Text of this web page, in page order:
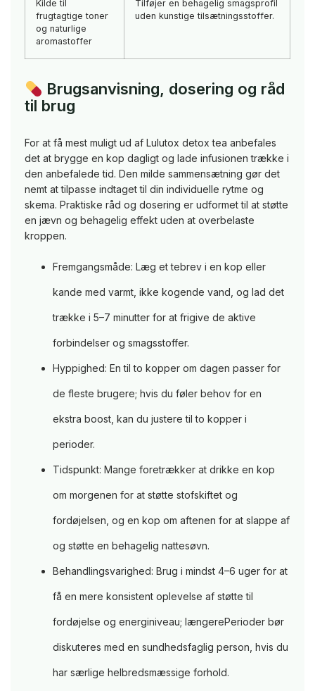
Kilde til
frugtagtige toner
og naturlige
aromastoffer
Tilføjer en behagelig smagsprofil
uden kunstige tilsætningsstoffer.
Brugsanvisning, dosering og råd
til brug
For at få mest muligt ud af Lulutox detox tea anbefales
det at brygge en kop dagligt og lade infusionen trække i
den anbefalede tid. Den milde sammensætning gør det
nemt at tilpasse indtaget til din individuelle rytme og
skema. Praktiske råd og dosering er udformet til at støtte
en jævn og behagelig effekt uden at overbelaste
kroppen.
Fremgangsmåde: Læg et tebrev i en kop eller
kande med varmt, ikke kogende vand, og lad det
trække i 5–7 minutter for at frigive de aktive
forbindelser og smagsstoffer.
Hyppighed: En til to kopper om dagen passer for
de fleste brugere; hvis du føler behov for en
ekstra boost, kan du justere til to kopper i
perioder.
Tidspunkt: Mange foretrækker at drikke en kop
om morgenen for at støtte stofskiftet og
fordøjelsen, og en kop om aftenen for at slappe af
og støtte en behagelig nattesøvn.
Behandlingsvarighed: Brug i mindst 4–6 uger for at
få en mere konsistent oplevelse af støtte til
fordøjelse og energiniveau; længerePerioder bør
diskuteres med en sundhedsfaglig person, hvis du
har særlige helbredsmæssige forhold.